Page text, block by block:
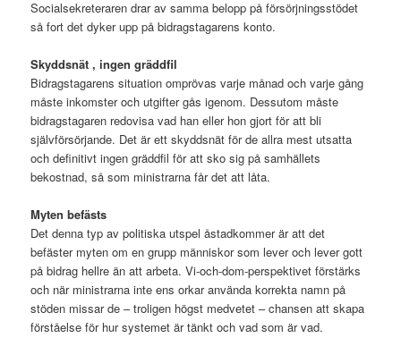
Socialsekreteraren drar av samma belopp på försörjningsstödet
så fort det dyker upp på bidragstagarens konto.
Skyddsnät , ingen gräddfil
Bidragstagarens situation omprövas varje månad och varje gång
måste inkomster och utgifter gås igenom. Dessutom måste
bidragstagaren redovisa vad han eller hon gjort för att bli
självförsörjande. Det är ett skyddsnät för de allra mest utsatta
och definitivt ingen gräddfil för att sko sig på samhällets
bekostnad, så som ministrarna får det att låta.
Myten befästs
Det denna typ av politiska utspel åstadkommer är att det
befäster myten om en grupp människor som lever och lever gott
på bidrag hellre än att arbeta. Vi-och-dom-perspektivet förstärks
och när ministrarna inte ens orkar använda korrekta namn på
stöden missar de – troligen högst medvetet – chansen att skapa
förståelse för hur systemet är tänkt och vad som är vad.